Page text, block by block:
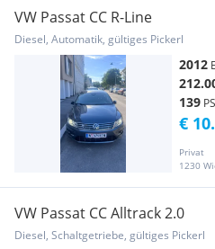
VW Passat CC R-Line
Diesel, Automatik, gültiges Pickerl
2012
139
Privat
1230
€
VW Passat CC Alltrack 2.0
Diesel, Schaltgetriebe, gültiges Pickerl